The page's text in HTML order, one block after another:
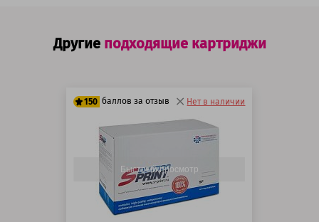
Другие подходящие картриджи
150 баллов за отзыв
125 баллов
150 баллов
Нет в наличии
Быстрый просмотр